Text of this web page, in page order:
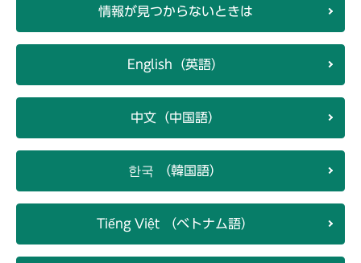
情報が見つからないときは
English（英語）
中文（中国語）
한국 （韓国語）
Tiếng Việt （ベトナム語）